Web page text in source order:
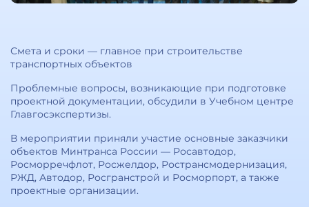
Смета и сроки — главное при строительстве
транспортных объектов
Проблемные вопросы, возникающие при подготовке
проектной документации, обсудили в Учебном центре
Главгосэкспертизы.
В мероприятии приняли участие основные заказчики
объектов Минтранса России — Росавтодор,
Росморречфлот, Росжелдор, Ространсмодернизация,
РЖД, Автодор, Росгранстрой и Росморпорт, а также
проектные организации.